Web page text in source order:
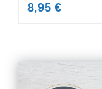
8,95 €